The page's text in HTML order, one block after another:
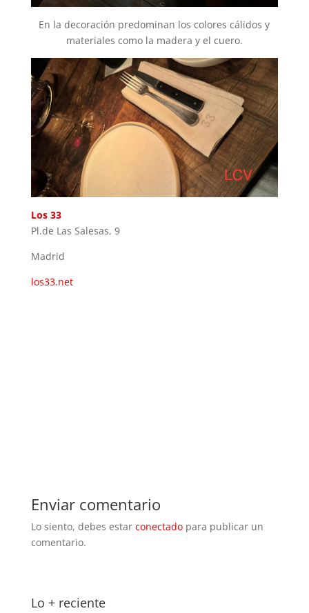
En la decoración predominan los colores cálidos y
materiales como la madera y el cuero.
Los 33
Pl.de Las Salesas, 9
Madrid
los33.net
Enviar comentario
Lo siento, debes estar conectadopara publicar un
comentario.
Lo + reciente